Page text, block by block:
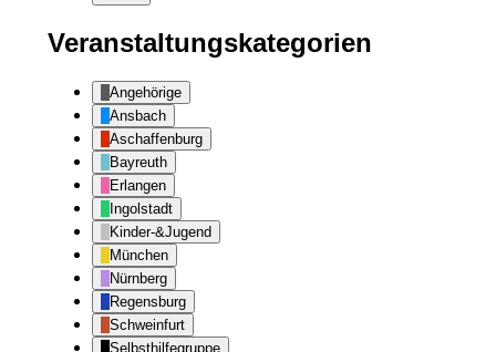
Veranstaltungskategorien
Angehörige
Ansbach
Aschaffenburg
Bayreuth
Erlangen
Ingolstadt
Kinder-&Jugend
München
Nürnberg
Regensburg
Schweinfurt
Selbsthilfegruppe